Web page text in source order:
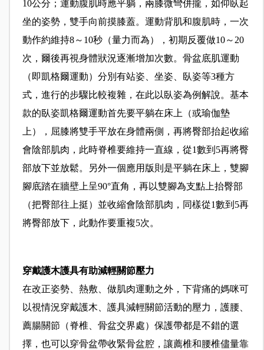
10公分；運動腹肌時應平躺，兩膝微彎併攏，如仰臥起
坐的姿勢，雙手向前摸膝蓋。運動背肌和腹肌時，一次
動作約維持8～10秒（量力而為），初期反覆做10～20
次，爾後再視身體狀況逐漸增加次數。骨盆底肌運動
（即凱格爾運動）分別有站姿、坐姿、臥姿等3種方
式，進行的步驟比較複雜，在此以臥姿為例解說。基本
款的臥姿凱格爾運動首先要平躺在床上（或瑜伽墊
上），屈膝將雙手平放在身體兩側，再將臀部抬起收縮
會陰部肌肉，此時脊椎要維持一直線，從1數到5再將臀
部放下並放鬆。另外一個應用版則是平躺在床上，雙腳
腳底踏在牆壁上呈90°直角，再以雙腳為支點上抬臀部
（把臀部往上挺）並收縮會陰部肌肉，同樣從1數到5再
將臀部放下，此動作要重複5次。
穿戴護木護具有助減輕關節壓力
在改正姿勢、熱敷、做肌肉運動之外，下背痛的媽咪可
以視情況穿戴護木、護具減輕關節活動的壓力，護腰、
薦腸關節（脊椎、骨盆交界處）保護帶都是不錯的選
擇，也可以穿骨盆帶收緊骨盆腔，讓薦椎和腰椎儘量靠